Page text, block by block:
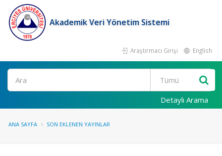
Akademik Veri Yönetim Sistemi
Araştırmacı Girişi English
Ara
Detaylı Arama
ANA SAYFA SON EKLENEN YAYINLAR